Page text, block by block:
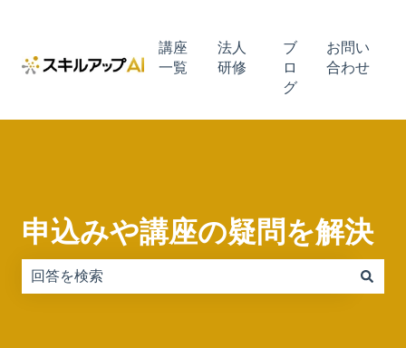
講座
一覧
法人
研修
ブ
ロ
グ
お問い
合わせ
申込みや講座の疑問を解決